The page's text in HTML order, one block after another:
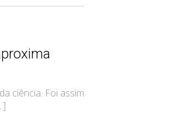
ciência. Foi assim